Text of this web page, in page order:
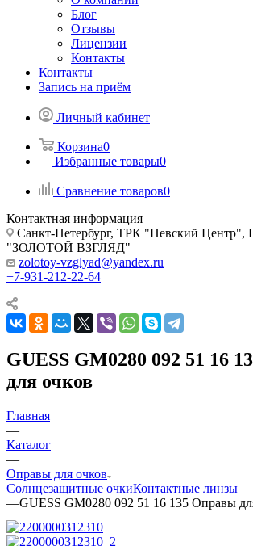
Блог
Отзывы
Лицензии
Контакты
Контакты
Запись на приём
Личный кабинет
Корзина0
Избранные товары0
Сравнение товаров0
Контактная информация
Санкт-Петербург, ТРК "Невский Центр",
"ЗОЛОТОЙ ВЗГЛЯД"
zolotoy-vzglyad@yandex.ru
+7-931-212-22-64
GUESS GM0280 092 51 16
для очков
Главная
—
Каталог
—
Оправы для очков
Солнцезащитные очкиКонтактные линзы
—GUESS GM0280 092 51 16 135 Оправы